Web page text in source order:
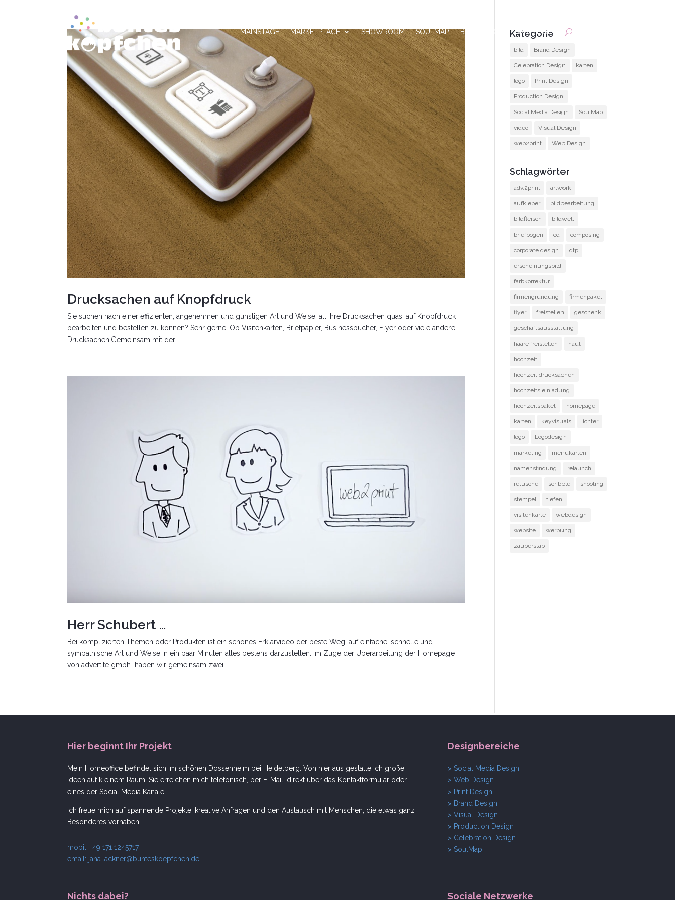
MAINSTAGE MARKETPLACE SHOWROOM SOULMAP BACKOFFICE TOUCHPOINT
Drucksachen auf Knopfdruck
Sie suchen nach einer effizienten, angenehmen und günstigen Art und Weise, all Ihre Drucksachen quasi auf Knopfdruck
bearbeiten und bestellen zu können? Sehr gerne! Ob Visitenkarten, Briefpapier, Businessbücher, Flyer oder viele andere
Drucksachen:Gemeinsam mit der...
Herr Schubert …
Bei komplizierten Themen oder Produkten ist ein schönes Erklärvideo der beste Weg, auf einfache, schnelle und
sympathische Art und Weise in ein paar Minuten alles bestens darzustellen. Im Zuge der Überarbeitung der Homepage
von advertite gmbh haben wir gemeinsam zwei...
Kategorie
bild Brand Design
Celebration Design karten
logo Print Design
Production Design
Social Media Design SoulMap
video Visual Design
web2print Web Design
Schlagwörter
adv.2print artwork
aufkleber bildbearbeitung
bildfleisch bildwelt
briefbogen cd composing
corporate design dtp
erscheinungsbild
farbkorrektur
firmengründung firmenpaket
flyer freistellen geschenk
geschäftsausstattung
haare freistellen haut
hochzeit
hochzeit drucksachen
hochzeits einladung
hochzeitspaket homepage
karten keyvisuals lichter
logo Logodesign
marketing menükarten
namensfindung relaunch
retusche scribble shooting
stempel tiefen
visitenkarte webdesign
website werbung
zauberstab
Hier beginnt Ihr Projekt
Mein Homeoffice befindet sich im schönen Dossenheim bei Heidelberg. Von hier aus gestalte ich große
Ideen auf kleinem Raum. Sie erreichen mich telefonisch, per E-Mail, direkt über das Kontaktformular oder
eines der Social Media Kanäle.
Ich freue mich auf spannende Projekte, kreative Anfragen und den Austausch mit Menschen, die etwas ganz
Besonderes vorhaben.
mobil: +49 171 1245717
email: jana.lackner@bunteskoepfchen.de
Designbereiche
> Social Media Design
> Web Design
> Print Design
> Brand Design
> Visual Design
> Production Design
> Celebration Design
> SoulMap
Nichts dabei? Sociale Netzwerke